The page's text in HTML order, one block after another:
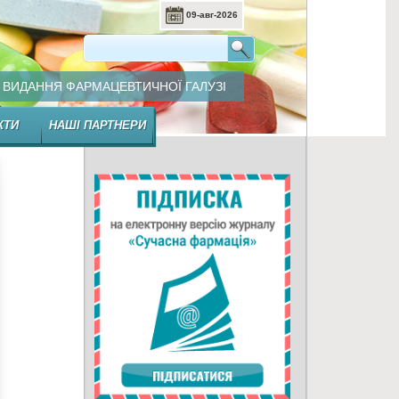
09-авг-2026
НАШІ ПАРТНЕРИ
ФАРМАЦЕВТИЧНОЇ ГАЛУЗІ